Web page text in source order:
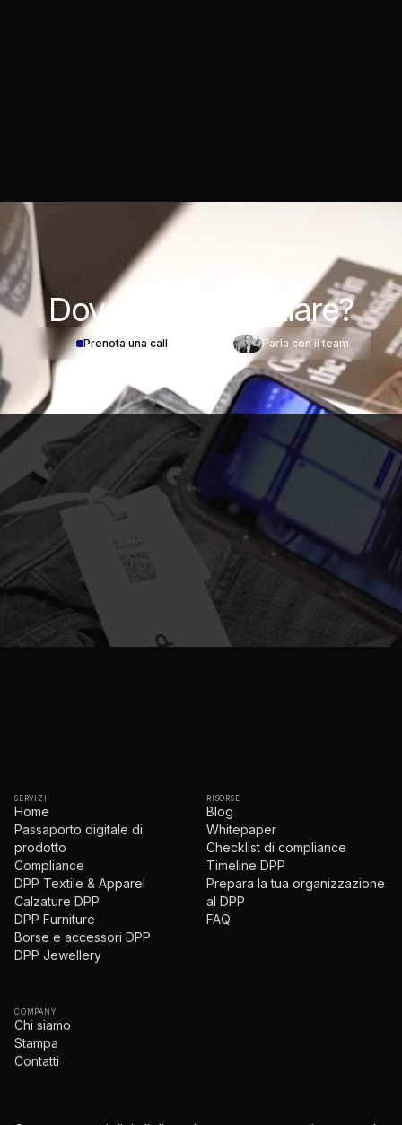
Dove vorresti iniziare?
Prenota una call Parla con il team
SERVIZI
Home
Passaporto digitale di
prodotto
Compliance
DPP Textile & Apparel
Calzature DPP
DPP Furniture
Borse e accessori DPP
DPP Jewellery
RISORSE
Blog
Whitepaper
Checklist di compliance
Timeline DPP
Prepara la tua organizzazione
al DPP
FAQ
COMPANY
Chi siamo
Stampa
Contatti